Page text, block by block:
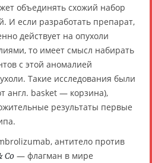
объединять схожий набор
И если разработать препарат,
действует на опухоли
то имеет смысл набирать
с этой аномалией
Такие исследования были
англ. basket — корзина),
результаты первые
антитело против
Co — флагман в мире